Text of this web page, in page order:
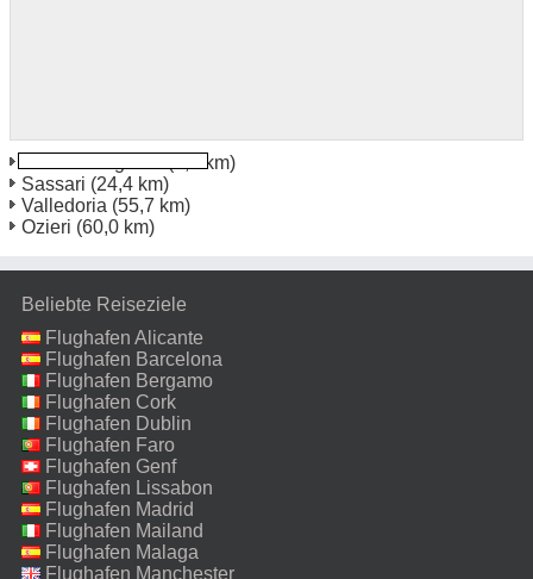
(8,7 km)
Sassari (24,4 km)
Valledoria (55,7 km)
Ozieri (60,0 km)
Beliebte Reiseziele
Flughafen Alicante
Flughafen Barcelona
Flughafen Bergamo
Flughafen Cork
Flughafen Dublin
Flughafen Faro
Flughafen Genf
Flughafen Lissabon
Flughafen Madrid
Flughafen Mailand
Malpensa
Flughafen Malaga
Flughafen Manchester